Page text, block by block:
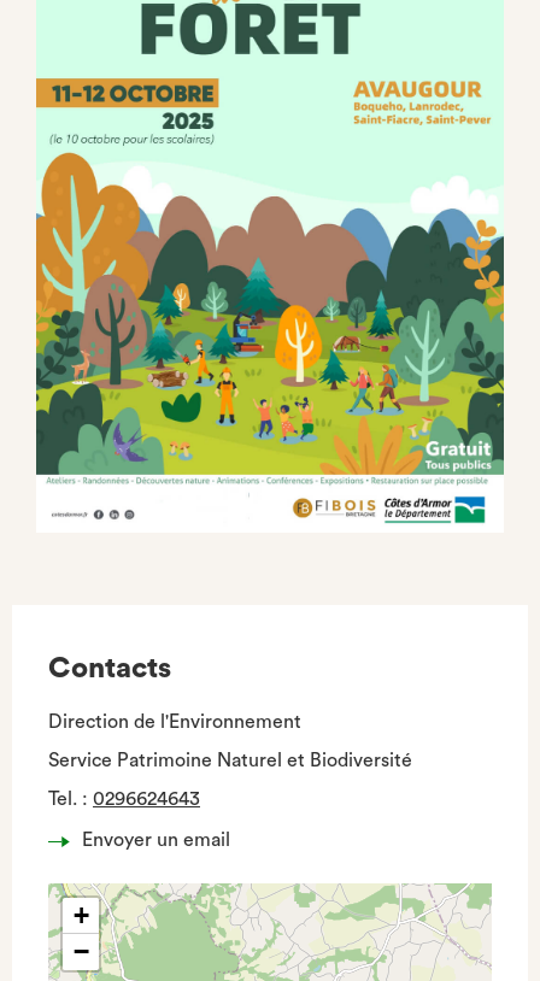
Contacts
Direction de l'Environnement
Service Patrimoine Naturel et Biodiversité
Tel. : 0296624643
Envoyer un email
+
−